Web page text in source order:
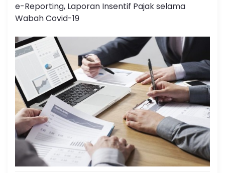
e-Reporting, Laporan Insentif Pajak selama
Wabah Covid-19